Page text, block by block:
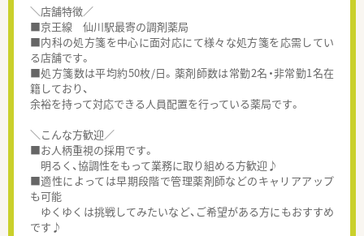
＼店舗特徴／
■京王線 仙川駅最寄の調剤薬局
■内科の処方箋を中心に面対応にて様々な処方箋を応需してい
る店舗です。
■処方箋数は平均約50枚/日。薬剤師数は常勤2名・非常勤1名在
籍しており、
余裕を持って対応できる人員配置を行っている薬局です。
＼こんな方歓迎／
■お人柄重視の採用です。
明るく、協調性をもって業務に取り組める方歓迎♪
■適性によっては早期段階で管理薬剤師などのキャリアアップ
も可能
ゆくゆくは挑戦してみたいなど、ご希望がある方にもおすすめ
です♪